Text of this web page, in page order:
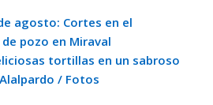
agosto: Cortes en el
pozo en Miraval
tortillas en un sabroso
/ Fotos